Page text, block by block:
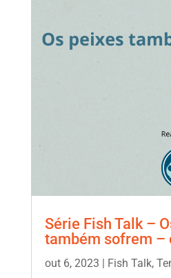
Série Fish Talk –
também sofrem –
out 6, 2023 | Fish Talk,